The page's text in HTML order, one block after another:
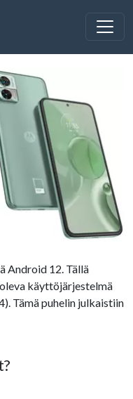
Android 12. Tällä
käyttöjärjestelmä
Tämä puhelin julkaistiin